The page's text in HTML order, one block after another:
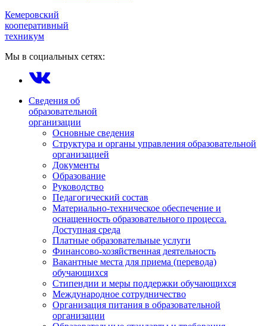
Кемеровский
кооперативный
техникум
Мы в социальных сетях:
Сведения об
образовательной
организации
Основные сведения
Структура и органы управления образовательной
организацией
Документы
Образование
Руководство
Педагогический состав
Материально-техническое обеспечение и
оснащенность образовательного процесса.
Доступная среда
Платные образовательные услуги
Финансово-хозяйственная деятельность
Вакантные места для приема (перевода)
обучающихся
Стипендии и меры поддержки обучающихся
Международное сотрудничество
Организация питания в образовательной
организации